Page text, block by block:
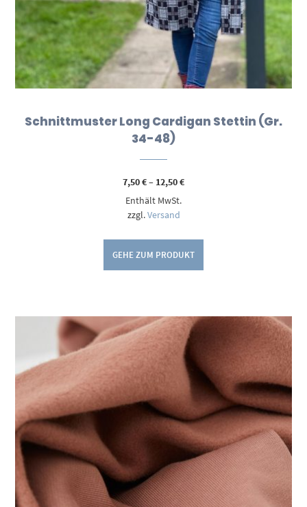
Schnittmuster Long Cardigan Stettin (Gr.
34-48)
7,50€– 12,50€Preisspanne:
Enthält MwSt.
zzgl.Versand
GEHE ZUM PRODUKT